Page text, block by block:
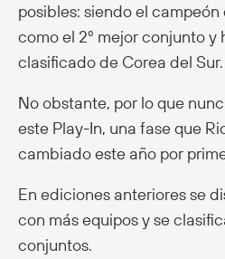
posibles: siendo el
como el 2º mejor conjunto y
clasificado de Corea del Sur.
No obstante, por lo que
este Play-In, una fase que
cambiado este año por
En ediciones anteriores se
con más equipos y se
conjuntos.